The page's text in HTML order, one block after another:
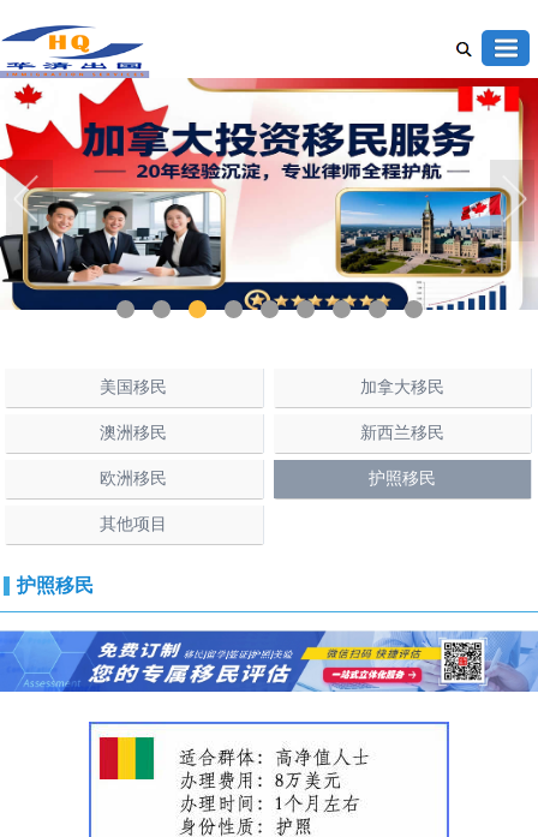
1 2 3 4 5 7 8 9
美国移民 加拿大移民
澳洲移民 新西兰移民
欧洲移民 护照移民
其他项目
护照移民